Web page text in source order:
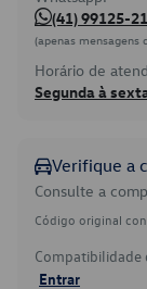
(41) 99125-
(apenas mensagens
Horário de
Segunda à
Verifique a
Consulte a
Código original
Compatibilidade
Entrar